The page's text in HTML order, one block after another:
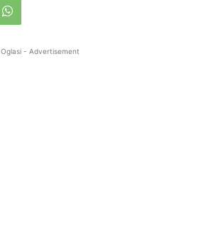
Oglasi - Advertisement